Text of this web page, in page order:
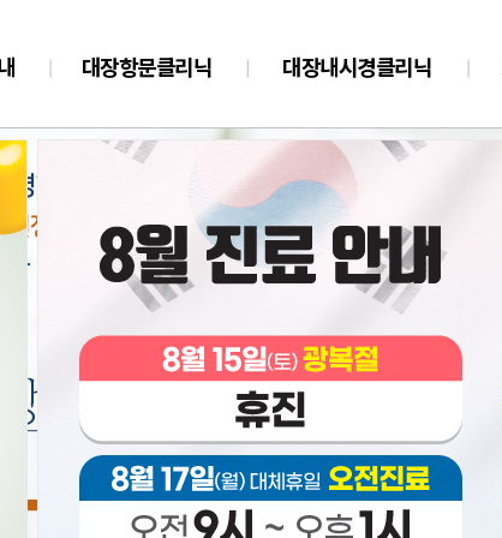
대장항문클리닉 대장내시경클리닉